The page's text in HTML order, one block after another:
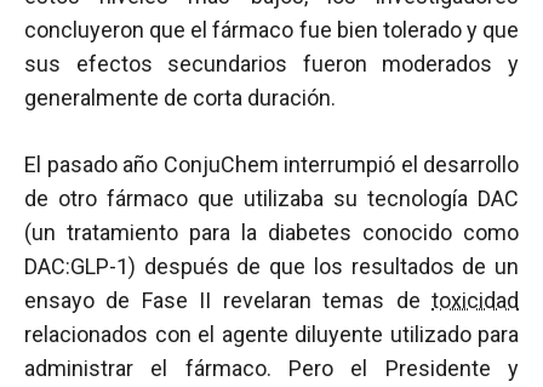
concluyeron que el fármaco fue bien tolerado y que
sus efectos secundarios fueron moderados y
generalmente de corta duración.
El pasado año ConjuChem interrumpió el desarrollo
de otro fármaco que utilizaba su tecnología DAC
(un tratamiento para la diabetes conocido como
DAC:GLP-1) después de que los resultados de un
ensayo de Fase II revelaran temas de toxicidad
relacionados con el agente diluyente utilizado para
administrar el fármaco. Pero el Presidente y